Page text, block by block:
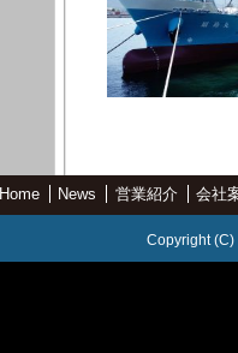
Home News 営業紹介 会社
Copyright (C)